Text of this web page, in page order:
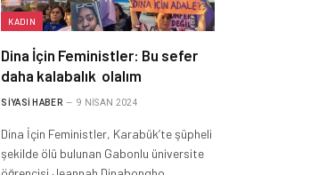
KADIN
Dina İçin Feministler: Bu sefer
daha kalabalık olalım
SIYASI HABER 9 NISAN 2024
Dina İçin Feministler, Karabük’te şüpheli
şekilde ölü bulunan Gabonlu üniversite